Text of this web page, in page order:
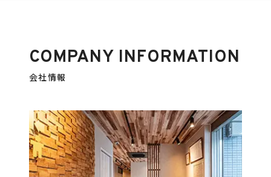
COMPANY INFORMATION
会社情報